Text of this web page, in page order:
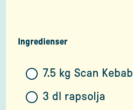
Ingredienser
7.5 kg Scan Kebab
3 dl rapsolja